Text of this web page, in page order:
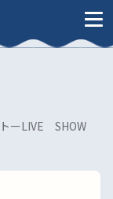
ーLIVE SHOW